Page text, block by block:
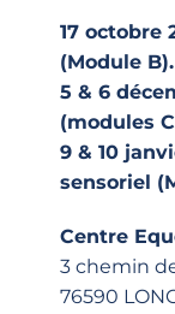
17 octobre
(Module B).
5 & 6
(modules
9 & 10
sensoriel
Centre
3 chemin
76590